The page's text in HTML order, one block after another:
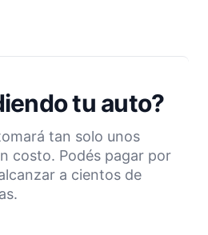
tu auto?
tan solo unos
costo. Podés pagar por
a cientos de